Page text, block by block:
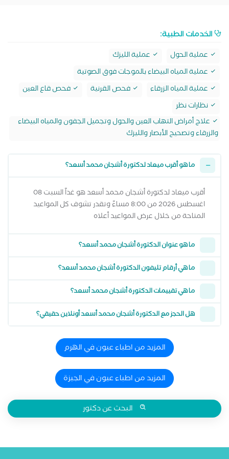
الخدمات الطبية:
عملية الحول
عملية الليزك
عملية المياه البيضاء بالموجات فوق الصوتية
عملية المياه الزرقاء
فحص القرنية
فحص قاع العين
نظارات نظر
علاج أمراض التهاب العين والحول وتجميل الجفون والمياه البيضاء
والزرقاء وتصحيح الأبصار والليزك
ما هو أقرب ميعاد لدكتورة أشجان محمد أسعد؟
أقرب ميعاد لدكتورة أشجان محمد أسعد هو غداً السبت 08
اغسطس 2026 من 8:00 مساءً وتقدر تشوف كل المواعيد
المتاحة من خلال عرض المواعيد أعلاه
ما هو عنوان الدكتورة أشجان محمد أسعد؟
ما هي أرقام تليفون الدكتورة أشجان محمد أسعد؟
ما هي تقييمات الدكتورة أشجان محمد أسعد؟
هل الحجز مع الدكتورة أشجان محمد أسعد أونلاين حقيقي؟
المزيد من اطباء عيون في الهرم
المزيد من اطباء عيون في الجيزة
البحث عن دكتور